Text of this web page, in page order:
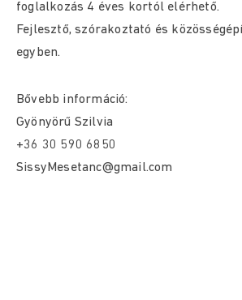
foglalkozás 4 éves kortól elérhető.
Fejlesztő, szórakoztató és
egyben.
Bővebb információ:
Gyönyörű Szilvia
+36 30 590 6850
SissyMesetanc@gmail.com